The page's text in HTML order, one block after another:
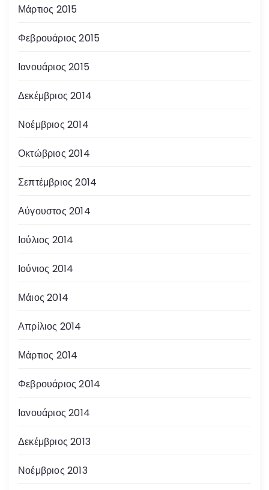
Μάρτιος 2015
Φεβρουάριος 2015
Ιανουάριος 2015
Δεκέμβριος 2014
Νοέμβριος 2014
Οκτώβριος 2014
Σεπτέμβριος 2014
Αύγουστος 2014
Ιούλιος 2014
Ιούνιος 2014
Μάιος 2014
Απρίλιος 2014
Μάρτιος 2014
Φεβρουάριος 2014
Ιανουάριος 2014
Δεκέμβριος 2013
Νοέμβριος 2013